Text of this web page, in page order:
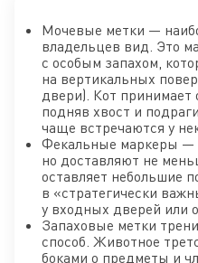
Мочевые метки —
владельцев вид. Это
с особым запахом,
на вертикальных
двери). Кот принимает
подняв хвост и
чаще встречаются у
Фекальные маркеры —
но доставляют не
оставляет небольшие
в «стратегически
у входных дверей или
Запаховые метки
способ. Животное
боками о предметы и